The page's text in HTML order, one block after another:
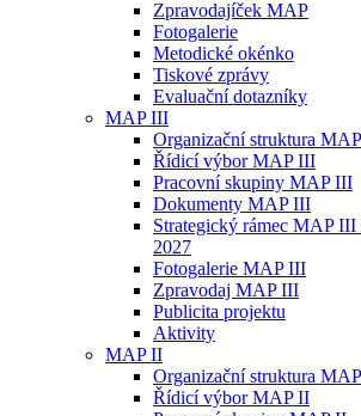
Zpravodajíček MAP
Fotogalerie
Metodické okénko
Tiskové zprávy
Evaluační dotazníky
MAP III
Organizační struktura
Řídicí výbor MAP III
Pracovní skupiny MAP III
Dokumenty MAP III
Strategický rámec MAP
2027
Fotogalerie MAP III
Zpravodaj MAP III
Publicita projektu
Aktivity
MAP II
Organizační struktura
Řídicí výbor MAP II